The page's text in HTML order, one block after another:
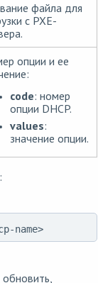
файла для
с PXE-
опции и ее
code: номер
опции DHCP.
values:
значение опции.
name>